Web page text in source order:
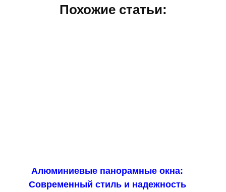
Похожие статьи:
Алюминиевые панорамные окна:
Современный стиль и надежность